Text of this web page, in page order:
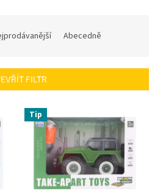
Abecedně
FILTR
Tip